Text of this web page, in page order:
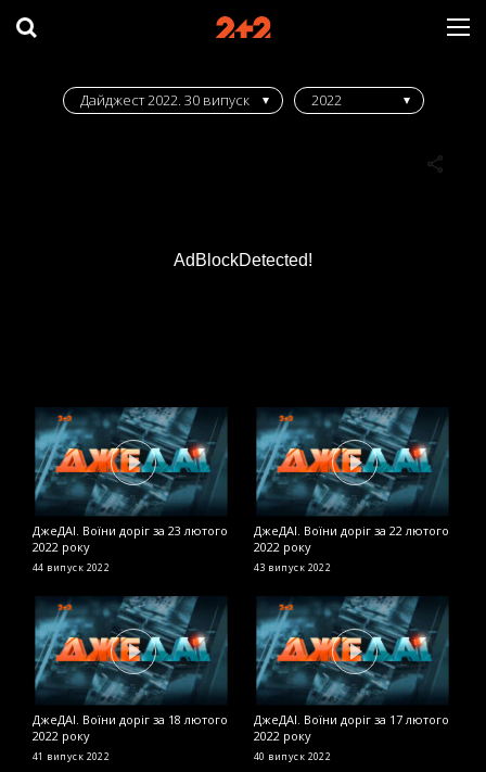
AdBlockDetected!
Дайджест 2022. 30 випуск 2022
ДжеДАІ. Воїни доріг за 23 лютого
2022 року
44 випуск 2022
ДжеДАІ. Воїни доріг за 22 лютого
2022 року
43 випуск 2022
ДжеДАІ. Воїни доріг за 18 лютого
2022 року
41 випуск 2022
ДжеДАІ. Воїни доріг за 17 лютого
2022 року
40 випуск 2022